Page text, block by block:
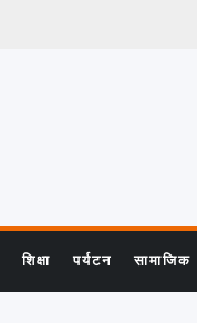
शिक्षा पर्यटन सामाजिक